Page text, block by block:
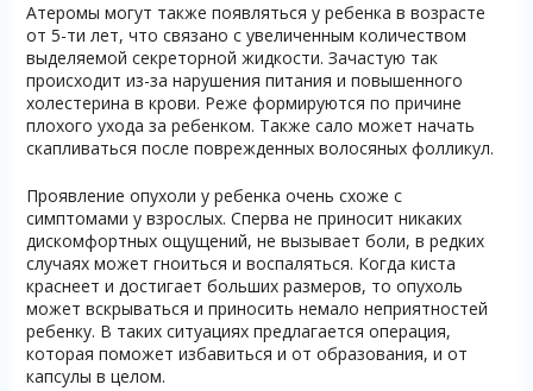
Атеромы могут также появляться у ребенка в возрасте
от 5-ти лет, что связано с увеличенным количеством
выделяемой секреторной жидкости. Зачастую так
происходит из-за нарушения питания и повышенного
холестерина в крови. Реже формируются по причине
плохого ухода за ребенком. Также сало может начать
скапливаться после поврежденных волосяных фолликул.
Проявление опухоли у ребенка очень схоже с
симптомами у взрослых. Сперва не приносит никаких
дискомфортных ощущений, не вызывает боли, в редких
случаях может гноиться и воспаляться. Когда киста
краснеет и достигает больших размеров, то опухоль
может вскрываться и приносить немало неприятностей
ребенку. В таких ситуациях предлагается операция,
которая поможет избавиться и от образования, и от
капсулы в целом.